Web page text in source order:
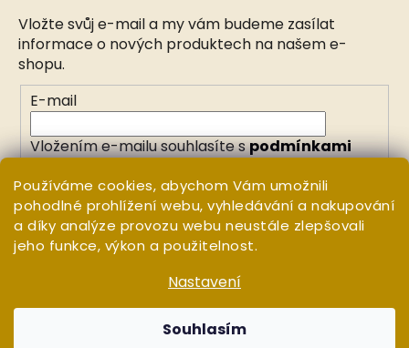
Používáme cookies, abychom Vám umožnili
pohodlné prohlížení webu, vyhledávání a nakupování
a díky analýze provozu webu neustále zlepšovali
jeho funkce, výkon a použitelnost.
Nastavení
Souhlasím
Vložte svůj e-mail a my vám budeme zasílat
informace o nových produktech na našem e-
shopu.
E-mail
Vložením e-mailu souhlasíte spodmínkami
PŘIHLÁSIT SE
Vytvořil Shoptet
WHITE ORCHID